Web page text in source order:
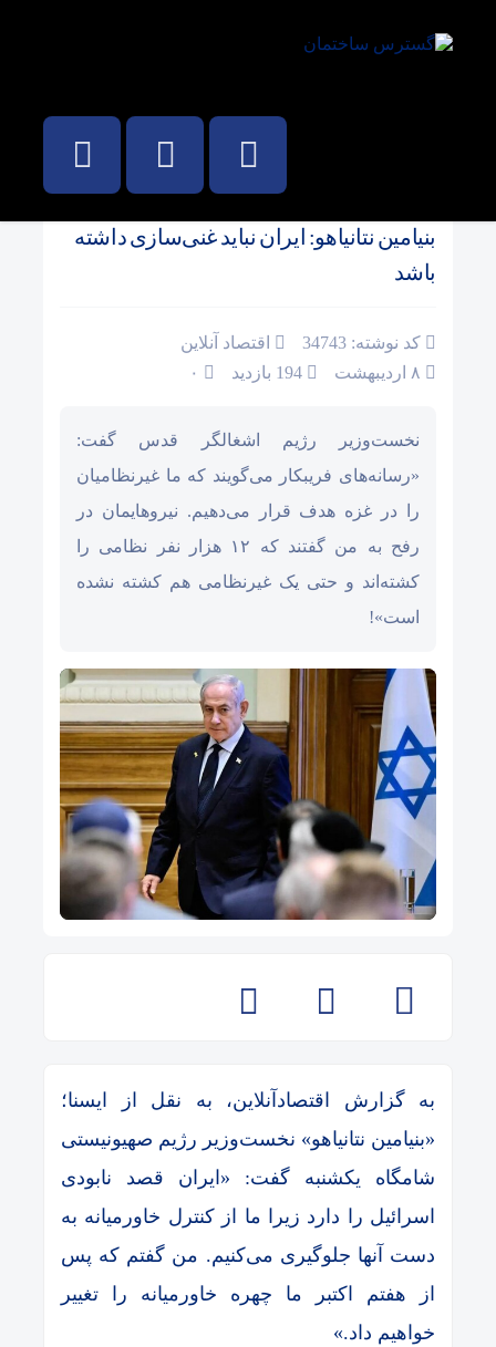
بنیامین نتانیاهو: ایران نباید غنی‌سازی داشته
باشد
کد نوشته: 34743
اقتصاد آنلاین
۰
نخست‌وزیر رژیم اشغالگر قدس گفت:
«رسانه‌های فریبکار می‌گویند که ما غیرنظامیان
را در غزه هدف قرار می‌دهیم. نیروهایمان در
رفح به من گفتند که ۱۲ هزار نفر نظامی را
کشته‌اند و حتی یک غیرنظامی هم کشته نشده
است»!
به گزارش اقتصادآنلاین، به نقل از ایسنا؛
«بنیامین نتانیاهو» نخست‌وزیر رژیم صهیونیستی
شامگاه یکشنبه گفت: «ایران قصد نابودی
اسرائیل را دارد زیرا ما از کنترل خاورمیانه به
دست آنها جلوگیری می‌کنیم. من گفتم که پس
از هفتم اکتبر ما چهره خاورمیانه را تغییر
خواهیم داد.»